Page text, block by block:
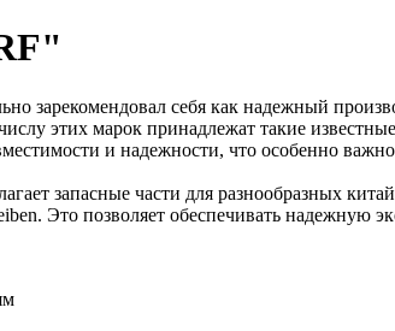
зарекомендовал себя как надежный
этих марок принадлежат такие
и надежности, что особенно
запасные части для разнообразных
Это позволяет обеспечивать надежную